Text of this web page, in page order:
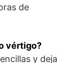
de
vértigo?
y deja